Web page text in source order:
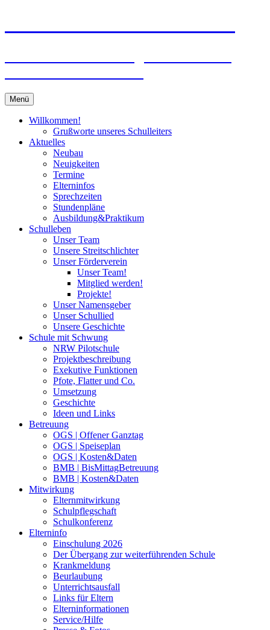
Menü
Willkommen!
Grußworte unseres Schulleiters
Aktuelles
Neubau
Neuigkeiten
Termine
Elterninfos
Sprechzeiten
Stundenpläne
Ausbildung&Praktikum
Schulleben
Unser Team
Unsere Streitschlichter
Unser Förderverein
Unser Team!
Mitglied werden!
Projekte!
Unser Namensgeber
Unser Schullied
Unsere Geschichte
Schule mit Schwung
NRW Pilotschule
Projektbeschreibung
Exekutive Funktionen
Pfote, Flatter und Co.
Umsetzung
Geschichte
Ideen und Links
Betreuung
OGS | Offener Ganztag
OGS | Speiseplan
OGS | Kosten&Daten
BMB | BisMittagBetreuung
BMB | Kosten&Daten
Mitwirkung
Elternmitwirkung
Schulpflegschaft
Schulkonferenz
Elterninfo
Einschulung 2026
Der Übergang zur weiterführenden Schule
Krankmeldung
Beurlaubung
Unterrichtsausfall
Links für Eltern
Elterninformationen
Service/Hilfe